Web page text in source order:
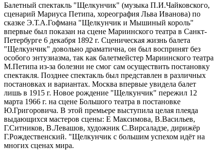
Балетный спектакль "Щелкунчик" (музыка П.И.Чайковского,
сценарий Мариуса Петипа, хореография Льва Иванова) по
сказке Э.Т.А.Гофмана "Щелкунчик и Мышиный король"
впервые был показан на сцене Мариинского театра в Санкт-
Петербурге 6 декабря 1892 г. Сценическая жизнь балета
"Щелкунчик" довольно драматична, он был воспринят без
особого энтузиазма, так как балетмейстер Мариинского театра
М.Петипа из-за болезни не смог сам осуществить постановку
спектакля. Позднее спектакль был представлен в различных
постановках и вариантах. Москва впервые увидела балет
лишь в 1915 г. Новое рождение "Щелкунчик" пережил 12
марта 1966 г. на сцене Большого театра в постановке
Ю.Григоровича. В этой премьере выступила целая плеяда
выдающихся мастеров сцены: Е Максимова, В.Васильев,
Г.Ситников, В.Левашов, художник С.Вирсаладзе, дирижёр
Г.Рождественский. "Щелкунчик с большим успехом идёт на
многих сценах мира.